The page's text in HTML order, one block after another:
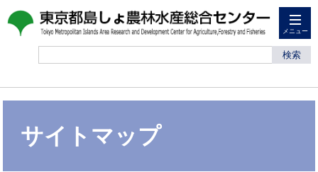
メニュー
検索
サイトマップ